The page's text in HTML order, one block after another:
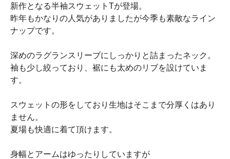
新作となる半袖スウェットTが登場。
昨年もかなりの人気がありましたが今季も素敵なライン
ナップです。
深めのラグランスリーブにしっかりと詰まったネック。
袖も少し絞っており、裾にも太めのリブを設けていま
す。
スウェットの形をしており生地はそこまで分厚くはあり
ません。
夏場も快適に着て頂けます。
身幅とアームはゆったりしていますが